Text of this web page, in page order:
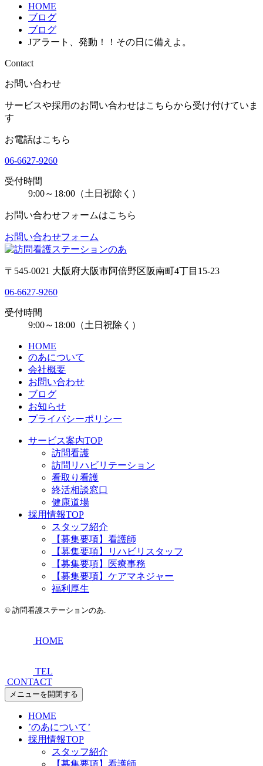
HOME
ブログ
ブログ
Jアラート、発動！！その日に備えよ。
Contact
お問い合わせ
サービスや採用のお問い合わせはこちらから受け付けていま
す
お電話はこちら
06-6627-9260
受付時間
9:00～18:00（土日祝除く）
お問い合わせフォームはこちら
お問い合わせフォーム
〒545-0021 大阪府大阪市阿倍野区阪南町4丁目15-23
06-6627-9260
受付時間
9:00～18:00（土日祝除く）
HOME
のあについて
会社概要
お問い合わせ
ブログ
お知らせ
プライバシーポリシー
サービス案内TOP
訪問看護
訪問リハビリテーション
看取り看護
終活相談窓口
健康道場
採用情報TOP
スタッフ紹介
【募集要項】看護師
【募集要項】リハビリスタッフ
【募集要項】医療事務
【募集要項】ケアマネジャー
福利厚生
© 訪問看護ステーションのあ.
HOME
TEL
CONTACT
メニューを開閉する
HOME
’のあについて’
採用情報TOP
スタッフ紹介
【募集要項】看護師